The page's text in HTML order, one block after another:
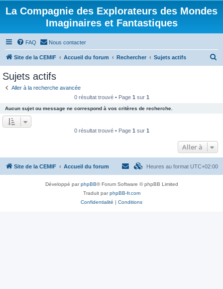
La Compagnie des Explorateurs des Mondes
Imaginaires et Fantastiques
FAQ Nous contacter
Site de la CEMIF Accueil du forum Rechercher Sujets actifs
e
r
Sujets actifs
Aller à la recherche avancée
0 résultat trouvé • Page 1 sur 1
Aucun sujet ou message ne correspond à vos critères de recherche.
0 résultat trouvé • Page 1 sur 1
Aller à
Site de la CEMIF Accueil du forum Heures au format UTC+02:00
Développé parphpBB® Forum Software © phpBB Limited
Traduit parphpBB-fr.com
Confidentialité | Conditions